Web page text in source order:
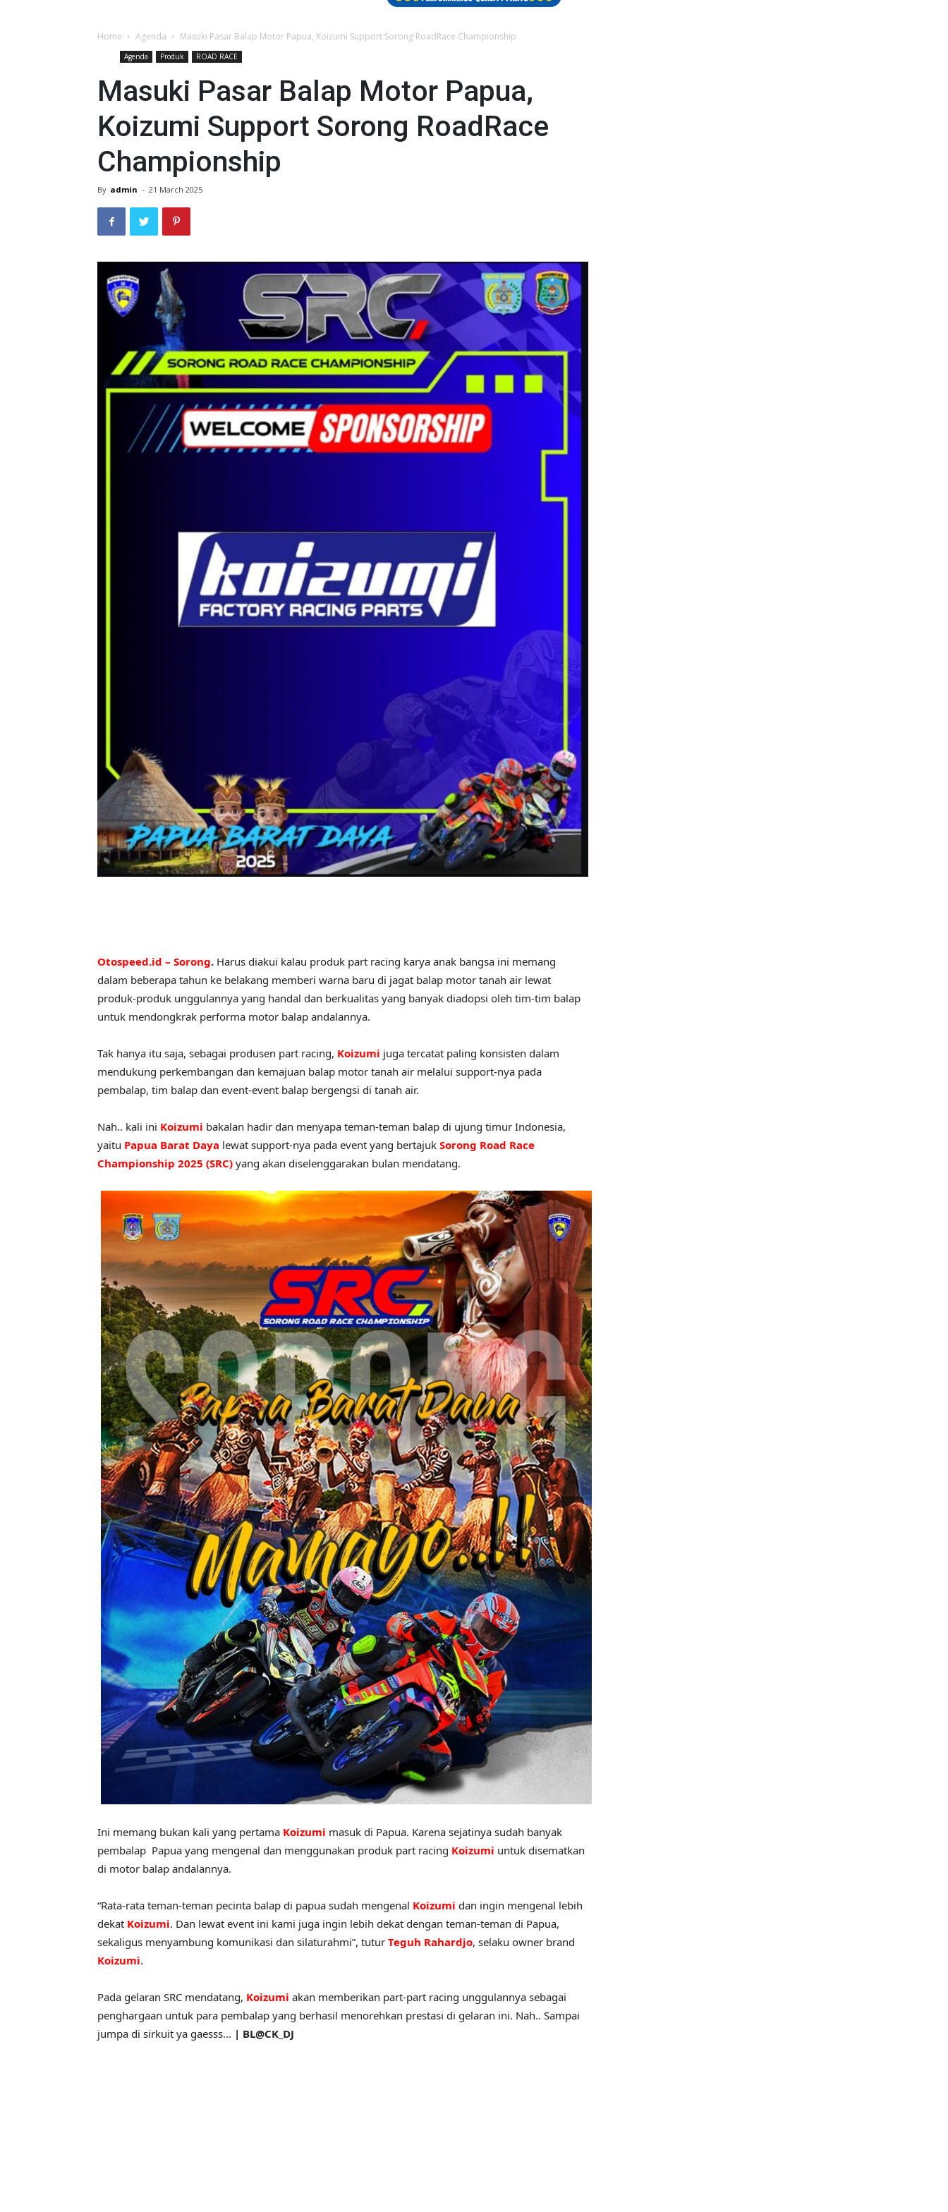
Home Agenda Masuki Pasar Balap Motor Papua, Koizumi Support Sorong RoadRace Championship
Agenda Produk ROAD RACE
Masuki Pasar Balap Motor Papua,
Koizumi Support Sorong RoadRace
Championship
By admin - 21 March 2025
Otospeed.id – Sorong. Harus diakui kalau produk part racing karya anak bangsa ini memang
dalam beberapa tahun ke belakang memberi warna baru di jagat balap motor tanah air lewat
produk-produk unggulannya yang handal dan berkualitas yang banyak diadopsi oleh tim-tim balap
untuk mendongkrak performa motor balap andalannya.
Tak hanya itu saja, sebagai produsen part racing, Koizumi juga tercatat paling konsisten dalam
mendukung perkembangan dan kemajuan balap motor tanah air melalui support-nya pada
pembalap, tim balap dan event-event balap bergengsi di tanah air.
Nah.. kali ini Koizumi bakalan hadir dan menyapa teman-teman balap di ujung timur Indonesia,
yaitu Papua Barat Daya lewat support-nya pada event yang bertajuk Sorong Road Race
Championship 2025 (SRC) yang akan diselenggarakan bulan mendatang.
Ini memang bukan kali yang pertama Koizumi masuk di Papua. Karena sejatinya sudah banyak
pembalap Papua yang mengenal dan menggunakan produk part racing Koizumi untuk disematkan
di motor balap andalannya.
“Rata-rata teman-teman pecinta balap di papua sudah mengenal Koizumi dan ingin mengenal lebih
dekat Koizumi. Dan lewat event ini kami juga ingin lebih dekat dengan teman-teman di Papua,
sekaligus menyambung komunikasi dan silaturahmi”, tutur Teguh Rahardjo, selaku owner brand
Koizumi.
Pada gelaran SRC mendatang, Koizumi akan memberikan part-part racing unggulannya sebagai
penghargaan untuk para pembalap yang berhasil menorehkan prestasi di gelaran ini. Nah.. Sampai
jumpa di sirkuit ya gaesss… | BL@CK_DJ